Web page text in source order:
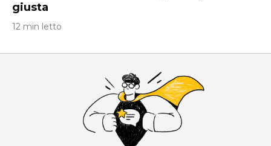
giusta
12 min letto